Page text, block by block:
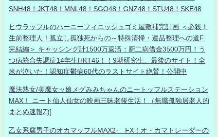
SNH48！JKT48！MNL48！SGO48！GNZ48！STU48！SKE48
ヒウラッフルのハーニーフィニッシュゴミ屋敷補完計画 ＜必殺！
生前整理人！孤立し孤独死からの～特殊清掃・遺品整理への道F
完結編＞ キャッシング計1500万返済：厨二病借金3500万円！う
つ病統合失調症14年生HKT46！！9期研究生、最後のサイト！全
米が泣いた！認知症鬱病60代のラストサイト絶賛！公開中
魔法熟女/美魔女ッ娘メグみみちゃんのニートッフルステーション
MAX！ ニート仙人仙女の映画三昧老後生活！（無職孤独居老人的
まとめ速報Z)]
乙女系腐男子のオカマッフルMAX2- FX！オ・カマトレーダーの